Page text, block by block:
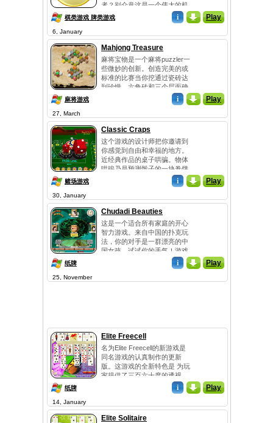
者？别介意这是一个伟大的机
会进一步提高你的技能和成为
这个游戏上瘾的主人。 事实
9条规定，逻辑思维和战略。
这是打了9个球编号1-9加上母
球。随着每一杆母球必须先联
系在桌子上最低的球或者它是
一...
棋类游戏 牌类游戏 i _ Play
6, January
Mahjong Treasure
麻将宝物是一个麻将puzzler一
些微妙的创新。创造完美的或
标准的比赛当你挖通过瓷砖达
到珍惜。六角砖和三个层面确
保一个富有挑战性和新鲜经
验。匹配的瓷砖找到匹配对，
的比赛数量相同的背景颜色，
您将收到更高的评分。...
麻将游戏 i _ Play
27, March
Classic Craps
这个游戏的设计师把你邀请到
你感觉到自由和幸福的地方。
近经典作品的桌子哄骗。物体
哄骗乃是预测骰子的一块卷饼
的结果。你的胜利完全地依赖
于他们。哄骗是在娱乐场今天
桌子游戏。是一个几乎没有真
正社会的游戏和一个几乎没有
玩骰子。当游戏的明显的复杂
性和奇怪的专门术语可能的时
候，...
赌场游戏 i _ Play
30, January
Chudadi Beauties
这是一个适合所有家庭的开心
智力游戏。来自中国的扑克玩
法，你的对手是一群漂亮的中
国女孩，试试你的手气！游戏
纸牌 i _ Play
25, November
Elite Freecell
名为Elite Freecell的新游戏是
同名游戏的认真制作的更新
版。这游戏的全新特色是 为玩
家提供了三百六十度的透视。
纸牌 i _ Play
14, January
Elite Solitaire